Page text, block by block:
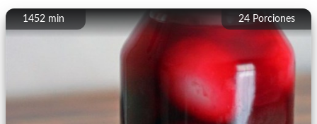
24 Porciones
1452 min